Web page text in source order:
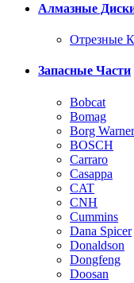
Алмазные
Отрезные
Запасные Части
Bobcat
Bomag
Borg Warner
BOSCH
Carraro
Casappa
CAT
CNH
Cummins
Dana Spicer
Donaldson
Dongfeng
Doosan